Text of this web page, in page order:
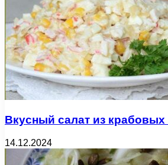
Вкусный салат из крабовых
14.12.2024